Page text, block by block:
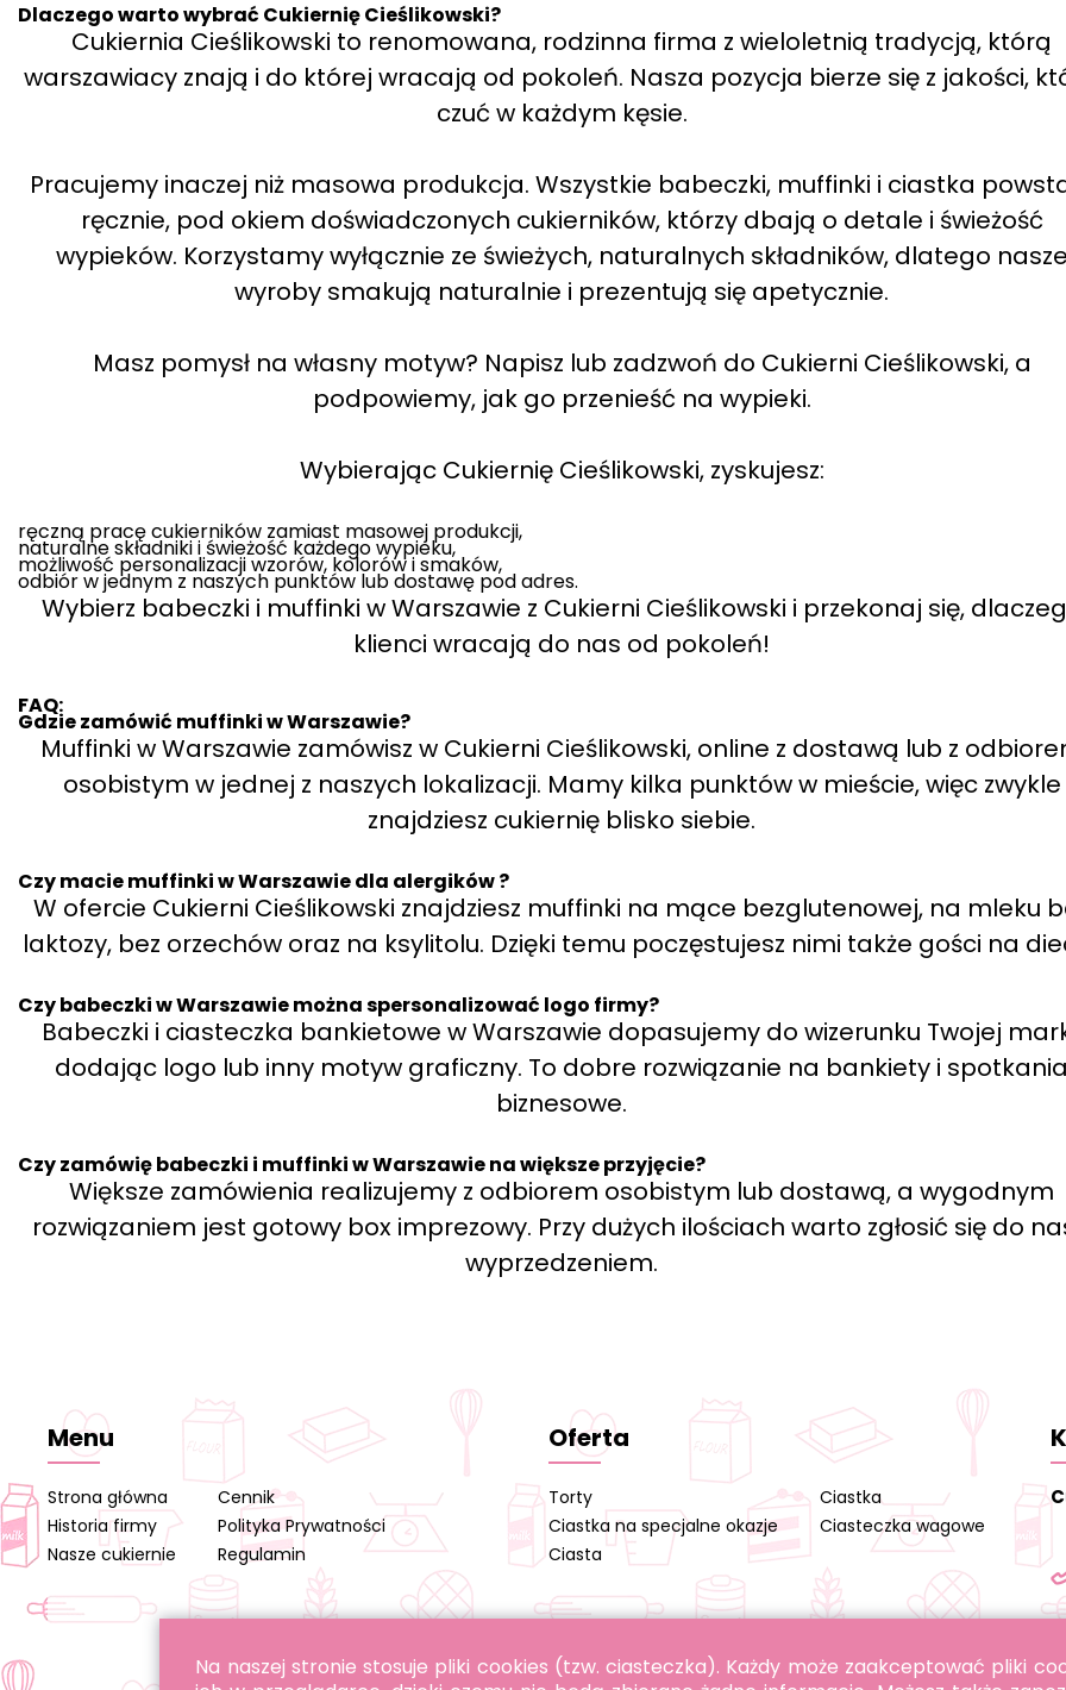
Dlaczego warto wybrać Cukiernię Cieślikowski?
Cukiernia Cieślikowski to renomowana, rodzinna firma z wieloletnią tradycją, którą
warszawiacy znają i do której wracają od pokoleń. Nasza pozycja bierze się z jakości,
czuć w każdym kęsie.
Pracujemy inaczej niż masowa produkcja. Wszystkie babeczki, muffinki i ciastka
ręcznie, pod okiem doświadczonych cukierników, którzy dbają o detale i świeżość
wypieków. Korzystamy wyłącznie ze świeżych, naturalnych składników, dlatego nasze
wyroby smakują naturalnie i prezentują się apetycznie.
Masz pomysł na własny motyw? Napisz lub zadzwoń do Cukierni Cieślikowski, a
podpowiemy, jak go przenieść na wypieki.
Wybierając Cukiernię Cieślikowski, zyskujesz:
ręczną pracę cukierników zamiast masowej produkcji,
naturalne składniki i świeżość każdego wypieku,
możliwość personalizacji wzorów, kolorów i smaków,
odbiór w jednym z naszych punktów lub dostawę pod adres.
Wybierz babeczki i muffinki w Warszawie z Cukierni Cieślikowski i przekonaj się,
klienci wracają do nas od pokoleń!
FAQ:
Gdzie zamówić muffinki w Warszawie?
Muffinki w Warszawie zamówisz w Cukierni Cieślikowski, online z dostawą lub z
osobistym w jednej z naszych lokalizacji. Mamy kilka punktów w mieście, więc zwykle
znajdziesz cukiernię blisko siebie.
Czy macie muffinki w Warszawie dla alergików ?
W ofercie Cukierni Cieślikowski znajdziesz muffinki na mące bezglutenowej, na mleku
laktozy, bez orzechów oraz na ksylitolu. Dzięki temu poczęstujesz nimi także gości na
Czy babeczki w Warszawie można spersonalizować logo firmy?
Babeczki i ciasteczka bankietowe w Warszawie dopasujemy do wizerunku Twojej
dodając logo lub inny motyw graficzny. To dobre rozwiązanie na bankiety i spotkania
biznesowe.
Czy zamówię babeczki i muffinki w Warszawie na większe przyjęcie?
Większe zamówienia realizujemy z odbiorem osobistym lub dostawą, a wygodnym
rozwiązaniem jest gotowy box imprezowy. Przy dużych ilościach warto zgłosić się do
wyprzedzeniem.
Menu
Strona główna
Historia firmy
Nasze cukiernie
Cennik
Polityka Prywatności
Regulamin
Oferta
Torty
Ciastka na specjalne okazje
Ciasta
Ciastka
Ciasteczka wagowe
Na naszej stronie stosuje pliki cookies (tzw. ciasteczka). Każdy może zaakceptować pliki